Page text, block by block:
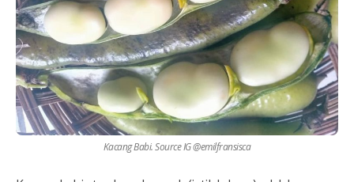
Kacang Babi. Source IG @emilfransisca